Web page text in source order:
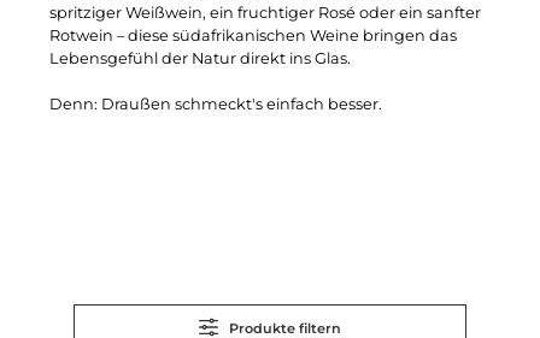
spritziger Weißwein, ein fruchtiger Rosé oder ein sanfter
Rotwein – diese südafrikanischen Weine bringen das
Lebensgefühl der Natur direkt ins Glas.
Denn: Draußen schmeckt's einfach besser.
Produkte filtern